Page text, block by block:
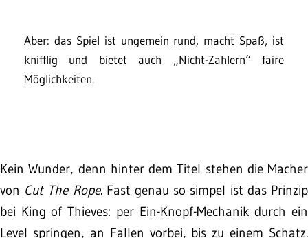
Aber: das Spiel ist ungemein rund, macht Spaß, ist
knifflig und bietet auch „Nicht-Zahlern“ faire
Möglichkeiten.
Kein Wunder, denn hinter dem Titel stehen die Macher
von Cut The Rope. Fast genau so simpel ist das Prinzip
bei King of Thieves: per Ein-Knopf-Mechanik durch ein
Level springen, an Fallen vorbei, bis zu einem Schatz.